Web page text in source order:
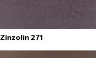
Zinzolin 271